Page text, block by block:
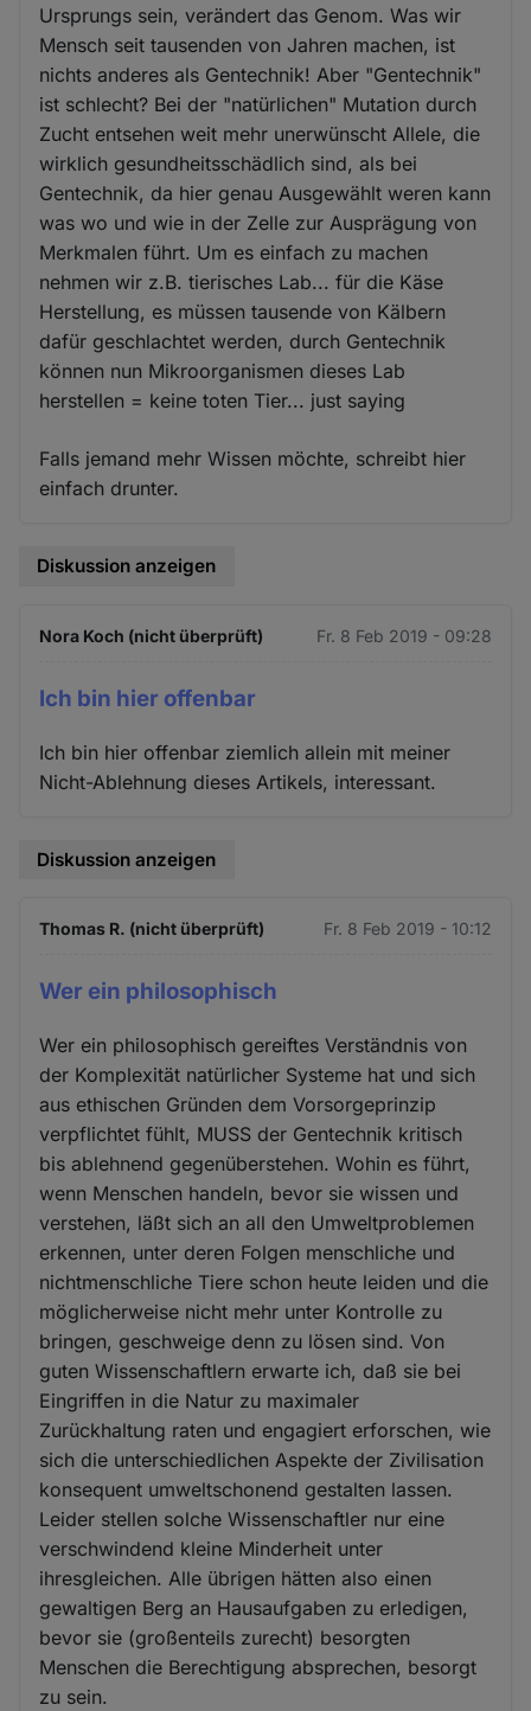
Ursprungs sein, verändert das Genom. Was wir
Mensch seit tausenden von Jahren machen, ist
nichts anderes als Gentechnik! Aber "Gentechnik"
ist schlecht? Bei der "natürlichen" Mutation durch
Zucht entsehen weit mehr unerwünscht Allele, die
wirklich gesundheitsschädlich sind, als bei
Gentechnik, da hier genau Ausgewählt weren kann
was wo und wie in der Zelle zur Ausprägung von
Merkmalen führt. Um es einfach zu machen
nehmen wir z.B. tierisches Lab... für die Käse
Herstellung, es müssen tausende von Kälbern
dafür geschlachtet werden, durch Gentechnik
können nun Mikroorganismen dieses Lab
herstellen = keine toten Tier... just saying
Falls jemand mehr Wissen möchte, schreibt hier
einfach drunter.
Diskussion anzeigen
Nora Koch (nicht überprüft) Fr. 8 Feb 2019 - 09:28
Ich bin hier offenbar
Ich bin hier offenbar ziemlich allein mit meiner
Nicht-Ablehnung dieses Artikels, interessant.
Diskussion anzeigen
Thomas R. (nicht überprüft) Fr. 8 Feb 2019 - 10:12
Wer ein philosophisch
Wer ein philosophisch gereiftes Verständnis von
der Komplexität natürlicher Systeme hat und sich
aus ethischen Gründen dem Vorsorgeprinzip
verpflichtet fühlt, MUSS der Gentechnik kritisch
bis ablehnend gegenüberstehen. Wohin es führt,
wenn Menschen handeln, bevor sie wissen und
verstehen, läßt sich an all den Umweltproblemen
erkennen, unter deren Folgen menschliche und
nichtmenschliche Tiere schon heute leiden und die
möglicherweise nicht mehr unter Kontrolle zu
bringen, geschweige denn zu lösen sind. Von
guten Wissenschaftlern erwarte ich, daß sie bei
Eingriffen in die Natur zu maximaler
Zurückhaltung raten und engagiert erforschen, wie
sich die unterschiedlichen Aspekte der Zivilisation
konsequent umweltschonend gestalten lassen.
Leider stellen solche Wissenschaftler nur eine
verschwindend kleine Minderheit unter
ihresgleichen. Alle übrigen hätten also einen
gewaltigen Berg an Hausaufgaben zu erledigen,
bevor sie (großenteils zurecht) besorgten
Menschen die Berechtigung absprechen, besorgt
zu sein.